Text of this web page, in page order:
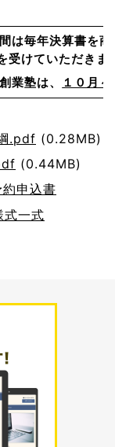
は毎年決算書を
受けていただきま
業塾は、
１０月
.pdf (0.28MB)
(0.44MB)
申込書
式一式